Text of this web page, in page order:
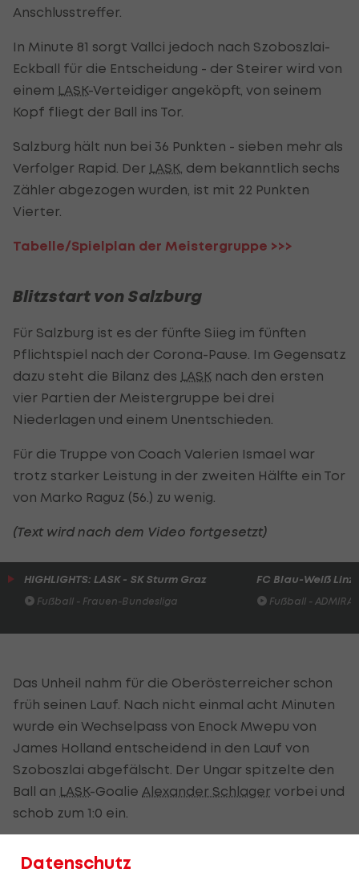
Anschlusstreffer.
In Minute 81 sorgt Vallci jedoch nach Szoboszlai-
Eckball für die Entscheidung - der Steirer wird von
einem LASK-Verteidiger angeköpft, von seinem
Kopf fliegt der Ball ins Tor.
Salzburg hält nun bei 36 Punkten - sieben mehr als
Verfolger Rapid. Der LASK , dem bekanntlich sechs
Zähler abgezogen wurden, ist mit 22 Punkten
Vierter.
Tabelle/Spielplan der Meistergruppe >>>
Blitzstart von Salzburg
Für Salzburg ist es der fünfte Siieg im fünften
Pflichtspiel nach der Corona-Pause. Im Gegensatz
dazu steht die Bilanz des LASK nach den ersten
vier Partien der Meistergruppe bei drei
Niederlagen und einem Unentschieden.
Für die Truppe von Coach Valerien Ismael war
trotz starker Leistung in der zweiten Hälfte ein Tor
von Marko Raguz (56.) zu wenig.
(Text wird nach dem Video fortgesetzt)
HIGHLIGHTS: LASK - SK Sturm Graz
Fußball - Frauen-Bundesliga
FC Blau-Weiß Linz
Fußball -
Das Unheil nahm für die Oberösterreicher schon
früh seinen Lauf. Nach nicht einmal acht Minuten
wurde ein Wechselpass von Enock Mwepu von
James Holland entscheidend in den Lauf von
Szoboszlai abgefälscht. Der Ungar spitzelte den
Ball an LASK-Goalie Alexander Schlager vorbei und
schob zum 1:0 ein.
Szoboslai brachte den Ball zur Mitte und Petar
Datenschutz